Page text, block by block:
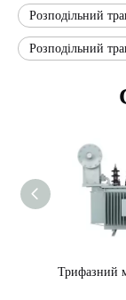
Розподільний
Розподільний